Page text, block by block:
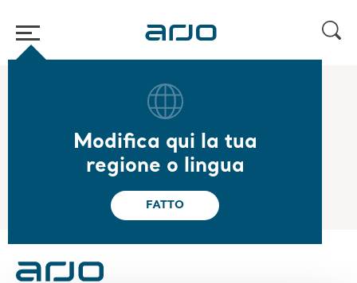
Modifica qui la tua
regione o lingua
FATTO
Carnegie Small & Mid Cap Seminar
Carnegie Small & Mid Cap Seminar